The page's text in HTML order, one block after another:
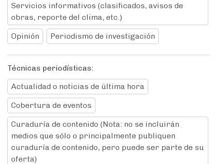
Servicios informativos (clasificados, avisos de
obras, reporte del clima, etc.)
Opinión Periodismo de investigación
Técnicas periodísticas:
Actualidad o noticias de última hora
Cobertura de eventos
Curaduría de contenido (Nota: no se incluirán
medios que sólo o principalmente publiquen
curaduría de contenido, pero puede ser parte de su
oferta)